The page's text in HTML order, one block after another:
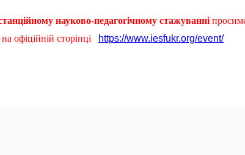
науково-педагогічному стажуванні
офіційній сторінці
https://www.iesfukr.org/event/